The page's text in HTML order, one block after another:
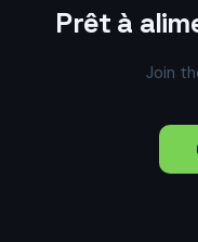
Prêt à
Join